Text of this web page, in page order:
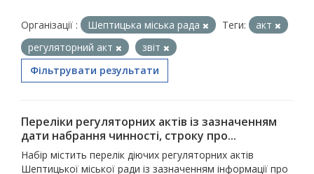
Організації : Шептицька міська рада Теги:
акт
регуляторний акт
звіт
Фільтрувати результати
Переліки регуляторних актів із зазначенням
дати набрання чинності, строку про...
Набір містить перелік діючих регуляторних актів
Шептицької міської ради із зазначенням інформації про